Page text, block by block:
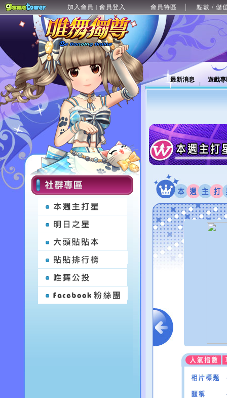
加入會員 | 會員登入 會員特區 點數 / 儲
最新消息 遊戲